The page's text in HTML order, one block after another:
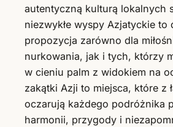
autentyczną kulturą lokalnych
niezwykłe wyspy Azjatyckie to
propozycja zarówno dla
nurkowania, jak i tych, którzy
w cieniu palm z widokiem na
zakątki Azji to miejsca, które z
oczarują każdego podróżnika
harmonii, przygody i